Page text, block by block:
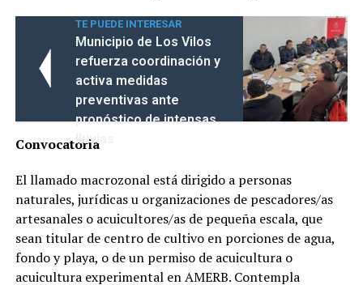
TE PUEDE INTERESAR
Municipio de Los Vilos
refuerza coordinación y
activa medidas
preventivas ante
pronóstico de intensas
lluvias
Convocatoria
El llamado macrozonal está dirigido a personas
naturales, jurídicas u organizaciones de pescadores/as
artesanales o acuicultores/as de pequeña escala, que
sean titular de centro de cultivo en porciones de agua,
fondo y playa, o de un permiso de acuicultura o
acuicultura experimental en AMERB. Contempla